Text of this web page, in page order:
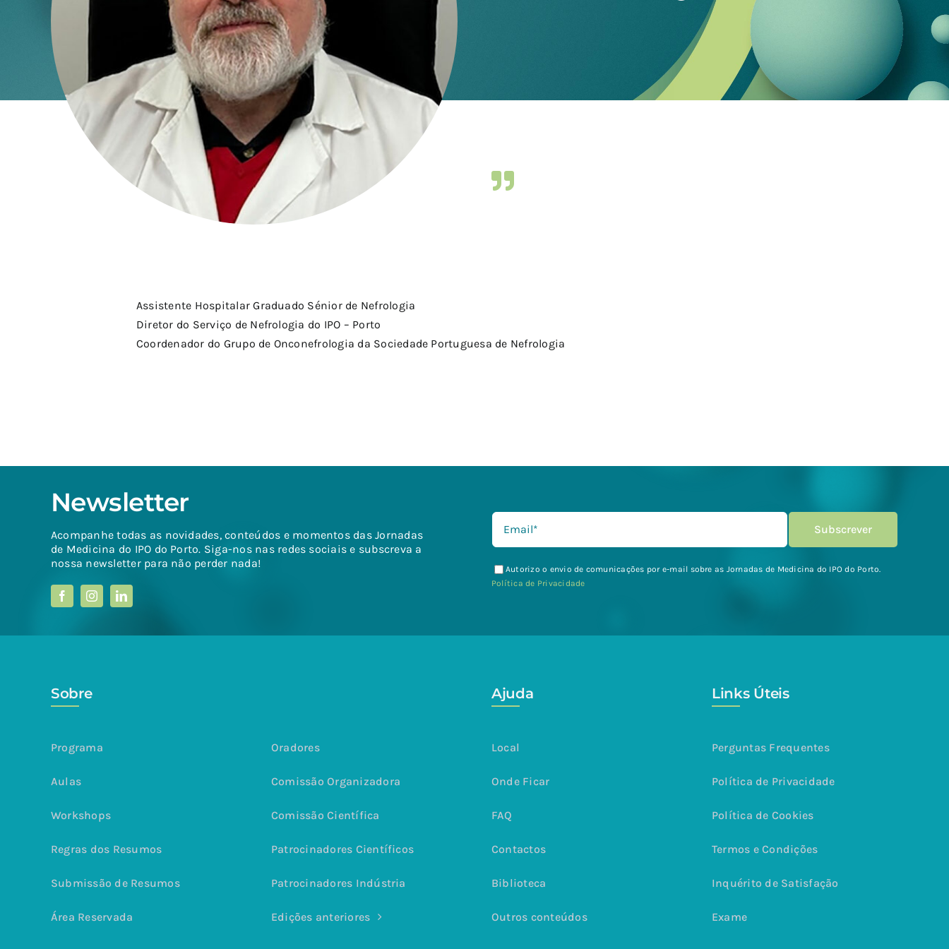
Assistente Hospitalar Graduado Sénior de Nefrologia
Diretor do Serviço de Nefrologia do IPO – Porto
Coordenador do Grupo de Onconefrologia da Sociedade Portuguesa de Nefrologia
Newsletter
Acompanhe todas as novidades, conteúdos e momentos das Jornadas
de Medicina do IPO do Porto. Siga-nos nas redes sociais e subscreva a
nossa newsletter para não perder nada!
Autorizo o envio de comunicações por e-mail sobre as Jornadas de Medicina do IPO do Porto.
Política de Privacidade
Sobre
Programa
Aulas
Workshops
Regras dos Resumos
Submissão de Resumos
Área Reservada
Oradores
Comissão Organizadora
Comissão Científica
Patrocinadores Científicos
Patrocinadores Indústria
Edições anteriores
Ajuda
Local
Onde Ficar
FAQ
Contactos
Biblioteca
Outros conteúdos
Links Úteis
Perguntas Frequentes
Política de Privacidade
Política de Cookies
Termos e Condições
Inquérito de Satisfação
Exame